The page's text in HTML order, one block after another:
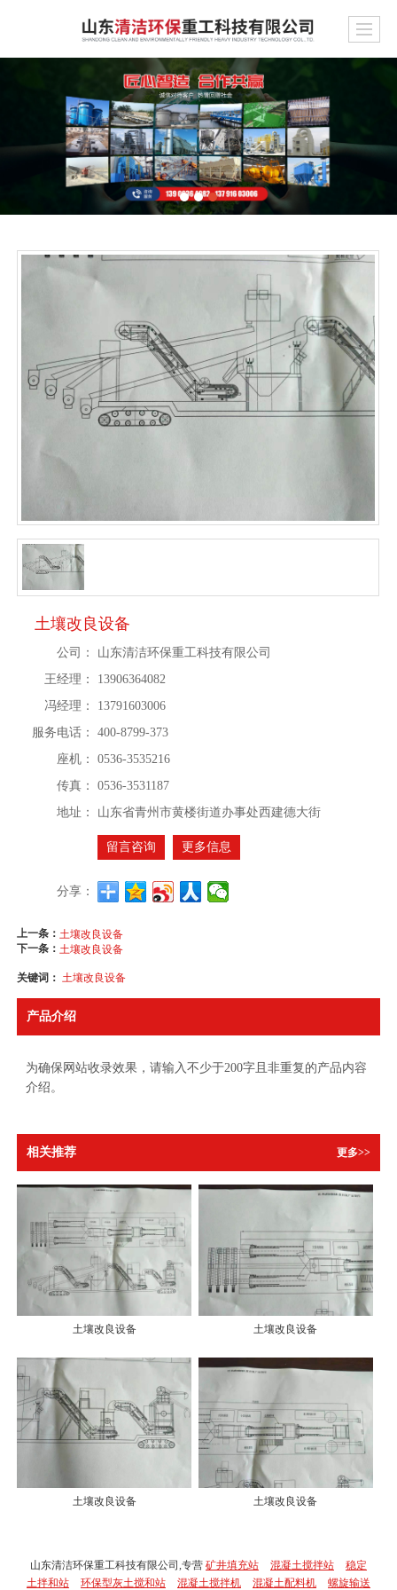
土壤改良设备
公司：
山东清洁环保重工科技有限公司
王经理：
13906364082
冯经理：
13791603006
服务电话：
400-8799-373
座机：
0536-3535216
传真：
0536-3531187
地址：
山东省青州市黄楼街道办事处西建德大街
留言咨询 更多信息
分享：
上一条： 土壤改良设备
下一条： 土壤改良设备
关键词：土壤改良设备
产品介绍
为确保网站收录效果，请输入不少于200字且非重复的产品内容
介绍。
相关推荐 更多>>
土壤改良设备 土壤改良设备
土壤改良设备 土壤改良设备
山东清洁环保重工科技有限公司,专营 矿井填充站 混凝土搅拌站
稳定
土拌和站
环保型灰土搅和站 混凝土搅拌机 混凝土配料机 螺旋输送